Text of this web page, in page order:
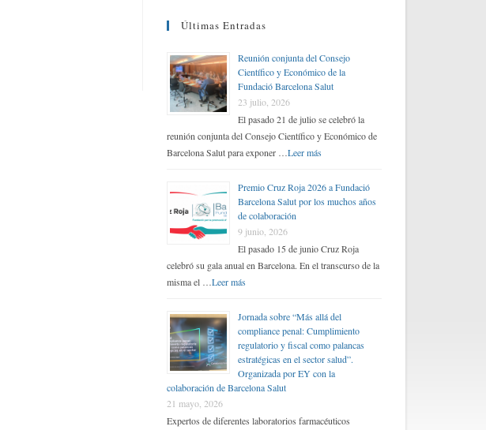
Últimas Entradas
Reunión conjunta del Consejo
Científico y Económico de la
Fundació Barcelona Salut
23 julio, 2026
El pasado 21 de julio se celebró la
reunión conjunta del Consejo Científico y Económico de
Barcelona Salut para exponer …Leer más
Premio Cruz Roja 2026 a Fundació
Barcelona Salut por los muchos años
de colaboración
9 junio, 2026
El pasado 15 de junio Cruz Roja
celebró su gala anual en Barcelona. En el transcurso de la
misma el …Leer más
Jornada sobre “Más allá del
compliance penal: Cumplimiento
regulatorio y fiscal como palancas
estratégicas en el sector salud”.
Organizada por EY con la
colaboración de Barcelona Salut
21 mayo, 2026
Expertos de diferentes laboratorios farmacéuticos